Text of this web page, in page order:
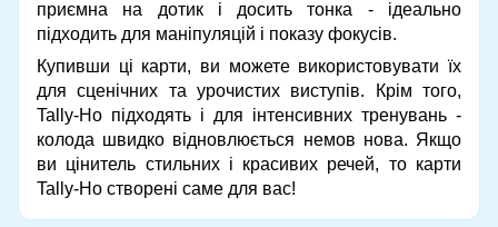
приємна на дотик і досить тонка - ідеально
підходить для маніпуляцій і показу фокусів.
Купивши ці карти, ви можете використовувати їх
для сценічних та урочистих виступів. Крім того,
Tally-Ho підходять і для інтенсивних тренувань -
колода швидко відновлюється немов нова. Якщо
ви цінитель стильних і красивих речей, то карти
Tally-Ho створені саме для вас!